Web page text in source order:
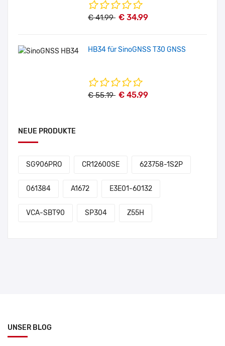
€ 41.99 € 34.99
HB34 für SinoGNSS T30 GNSS
€ 55.19 € 45.99
NEUE PRODUKTE
SG906PRO CR12600SE 623758-1S2P
061384 A1672 E3E01-60132
VCA-SBT90 SP304 Z55H
UNSER BLOG